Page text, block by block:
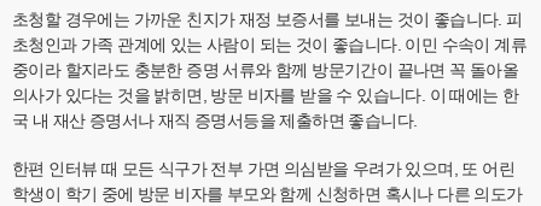
초청할 경우에는 가까운 친지가 재정 보증서를 보내는 것이 좋습니다. 피
초청인과 가족 관계에 있는 사람이 되는 것이 좋습니다. 이민 수속이 계류
중이라 할지라도 충분한 증명 서류와 함께 방문기간이 끝나면 꼭 돌아올
의사가 있다는 것을 밝히면, 방문 비자를 받을 수 있습니다. 이 때에는 한
국 내 재산 증명서나 재직 증명서등을 제출하면 좋습니다.
한편 인터뷰 때 모든 식구가 전부 가면 의심받을 우려가 있으며, 또 어린
학생이 학기 중에 방문 비자를 부모와 함께 신청하면 혹시나 다른 의도가